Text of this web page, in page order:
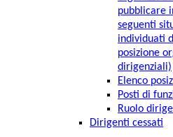
pubblicare
seguenti
individuati
posizione
dirigenziali)
Elenco
Posti di
Ruolo
Dirigenti cessati